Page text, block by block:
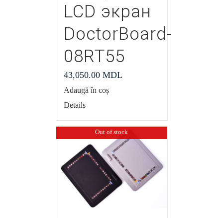
LCD экран
DoctorBoard-
08RT55
43,050.00 MDL
Adaugă în coș
Details
Out of stock